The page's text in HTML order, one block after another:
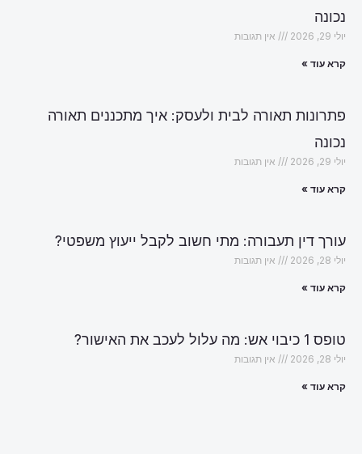
נכונה
יולי 29, 2026 אין תגובות
קרא עוד »
פתרונות תאורה לבית ולעסק: איך מתכננים תאורה
נכונה
יולי 29, 2026 אין תגובות
קרא עוד »
עורך דין תעבורה: מתי חשוב לקבל ייעוץ משפטי?
יולי 28, 2026 אין תגובות
קרא עוד »
טופס 1 כיבוי אש: מה עלול לעכב את האישור?
יולי 28, 2026 אין תגובות
קרא עוד »